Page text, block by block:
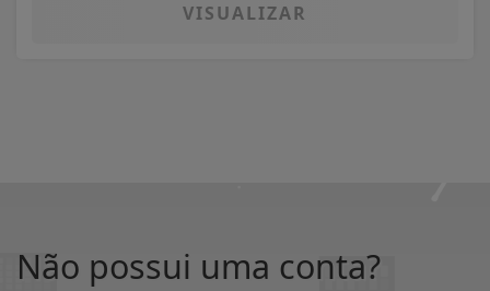
VISUALIZAR
Não possui uma conta?